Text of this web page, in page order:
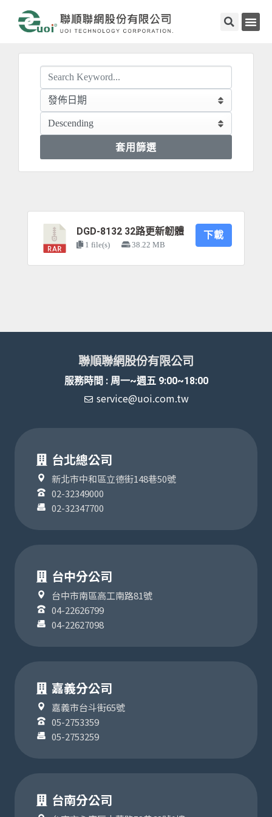
套用篩選
DGD-8132 32路更新韌體
1 file(s) 38.22 MB
下載
聯順聯網股份有限公司
服務時間 : 周一~週五 9:00~18:00
service@uoi.com.tw
台北總公司
新北市中和區立德街148巷50號
02-32349000
02-32347700
台中分公司
台中市南區高工南路81號
04-22626799
04-22627098
嘉義分公司
嘉義市台斗街65號
05-2753359
05-2753259
台南分公司